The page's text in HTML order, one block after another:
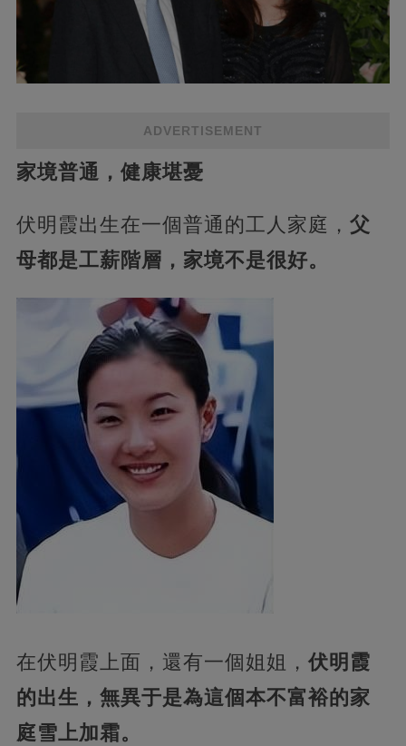
ADVERTISEMENT
家境普通，健康堪憂
伏明霞出生在一個普通的工人家庭， 父
母都是工薪階層，家境不是很好。
在伏明霞上面，還有一個姐姐， 伏明霞
的出生，無異于是為這個本不富裕的家
庭雪上加霜。